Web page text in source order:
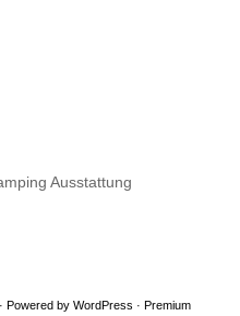
Ausstattung
· Powered by WordPress · Premium